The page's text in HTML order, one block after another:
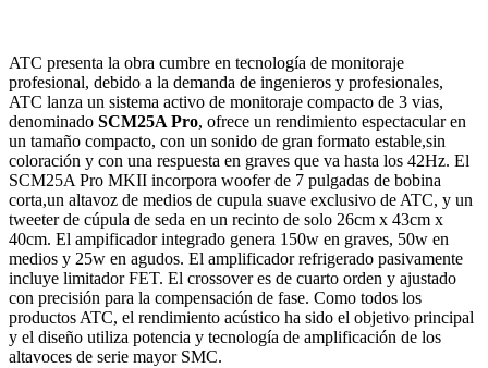
ATC presenta la obra cumbre en tecnología de monitoraje
profesional, debido a la demanda de ingenieros y profesionales,
ATC lanza un sistema activo de monitoraje compacto de 3 vias,
denominado SCM25A Pro, ofrece un rendimiento espectacular en
un tamaño compacto, con un sonido de gran formato estable,sin
coloración y con una respuesta en graves que va hasta los 42Hz. El
SCM25A Pro MKII incorpora woofer de 7 pulgadas de bobina
corta,un altavoz de medios de cupula suave exclusivo de ATC, y un
tweeter de cúpula de seda en un recinto de solo 26cm x 43cm x
40cm. El ampificador integrado genera 150w en graves, 50w en
medios y 25w en agudos. El amplificador refrigerado pasivamente
incluye limitador FET. El crossover es de cuarto orden y ajustado
con precisión para la compensación de fase. Como todos los
productos ATC, el rendimiento acústico ha sido el objetivo principal
y el diseño utiliza potencia y tecnología de amplificación de los
altavoces de serie mayor SMC.